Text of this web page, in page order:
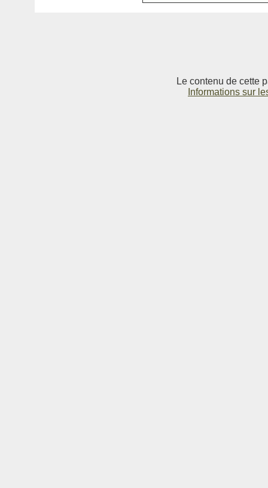
Le contenu de cette
Informations sur